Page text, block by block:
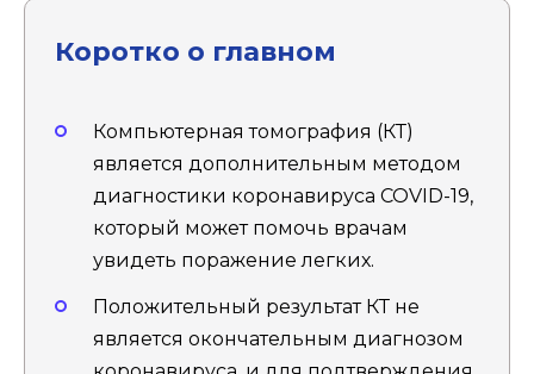
Коротко о главном
Компьютерная томография (КТ)
является дополнительным методом
диагностики коронавируса COVID-19,
который может помочь врачам
увидеть поражение легких.
Положительный результат КТ не
является окончательным диагнозом